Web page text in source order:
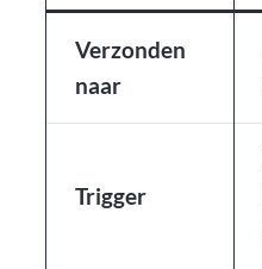
Verzonden
naar
Trigger